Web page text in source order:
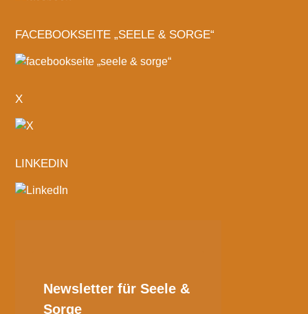
FACEBOOKSEITE „SEELE & SORGE“
X
LINKEDIN